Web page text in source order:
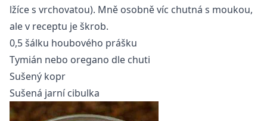
lžíce s vrchovatou). Mně osobně víc chutná s moukou,
ale v receptu je škrob.
0,5 šálku houbového prášku
Tymián nebo oregano dle chuti
Sušený kopr
Sušená jarní cibulka